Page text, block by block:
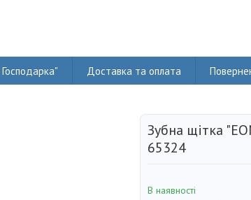
Доставка та оплата
Зубна щітка
65324
В наявності